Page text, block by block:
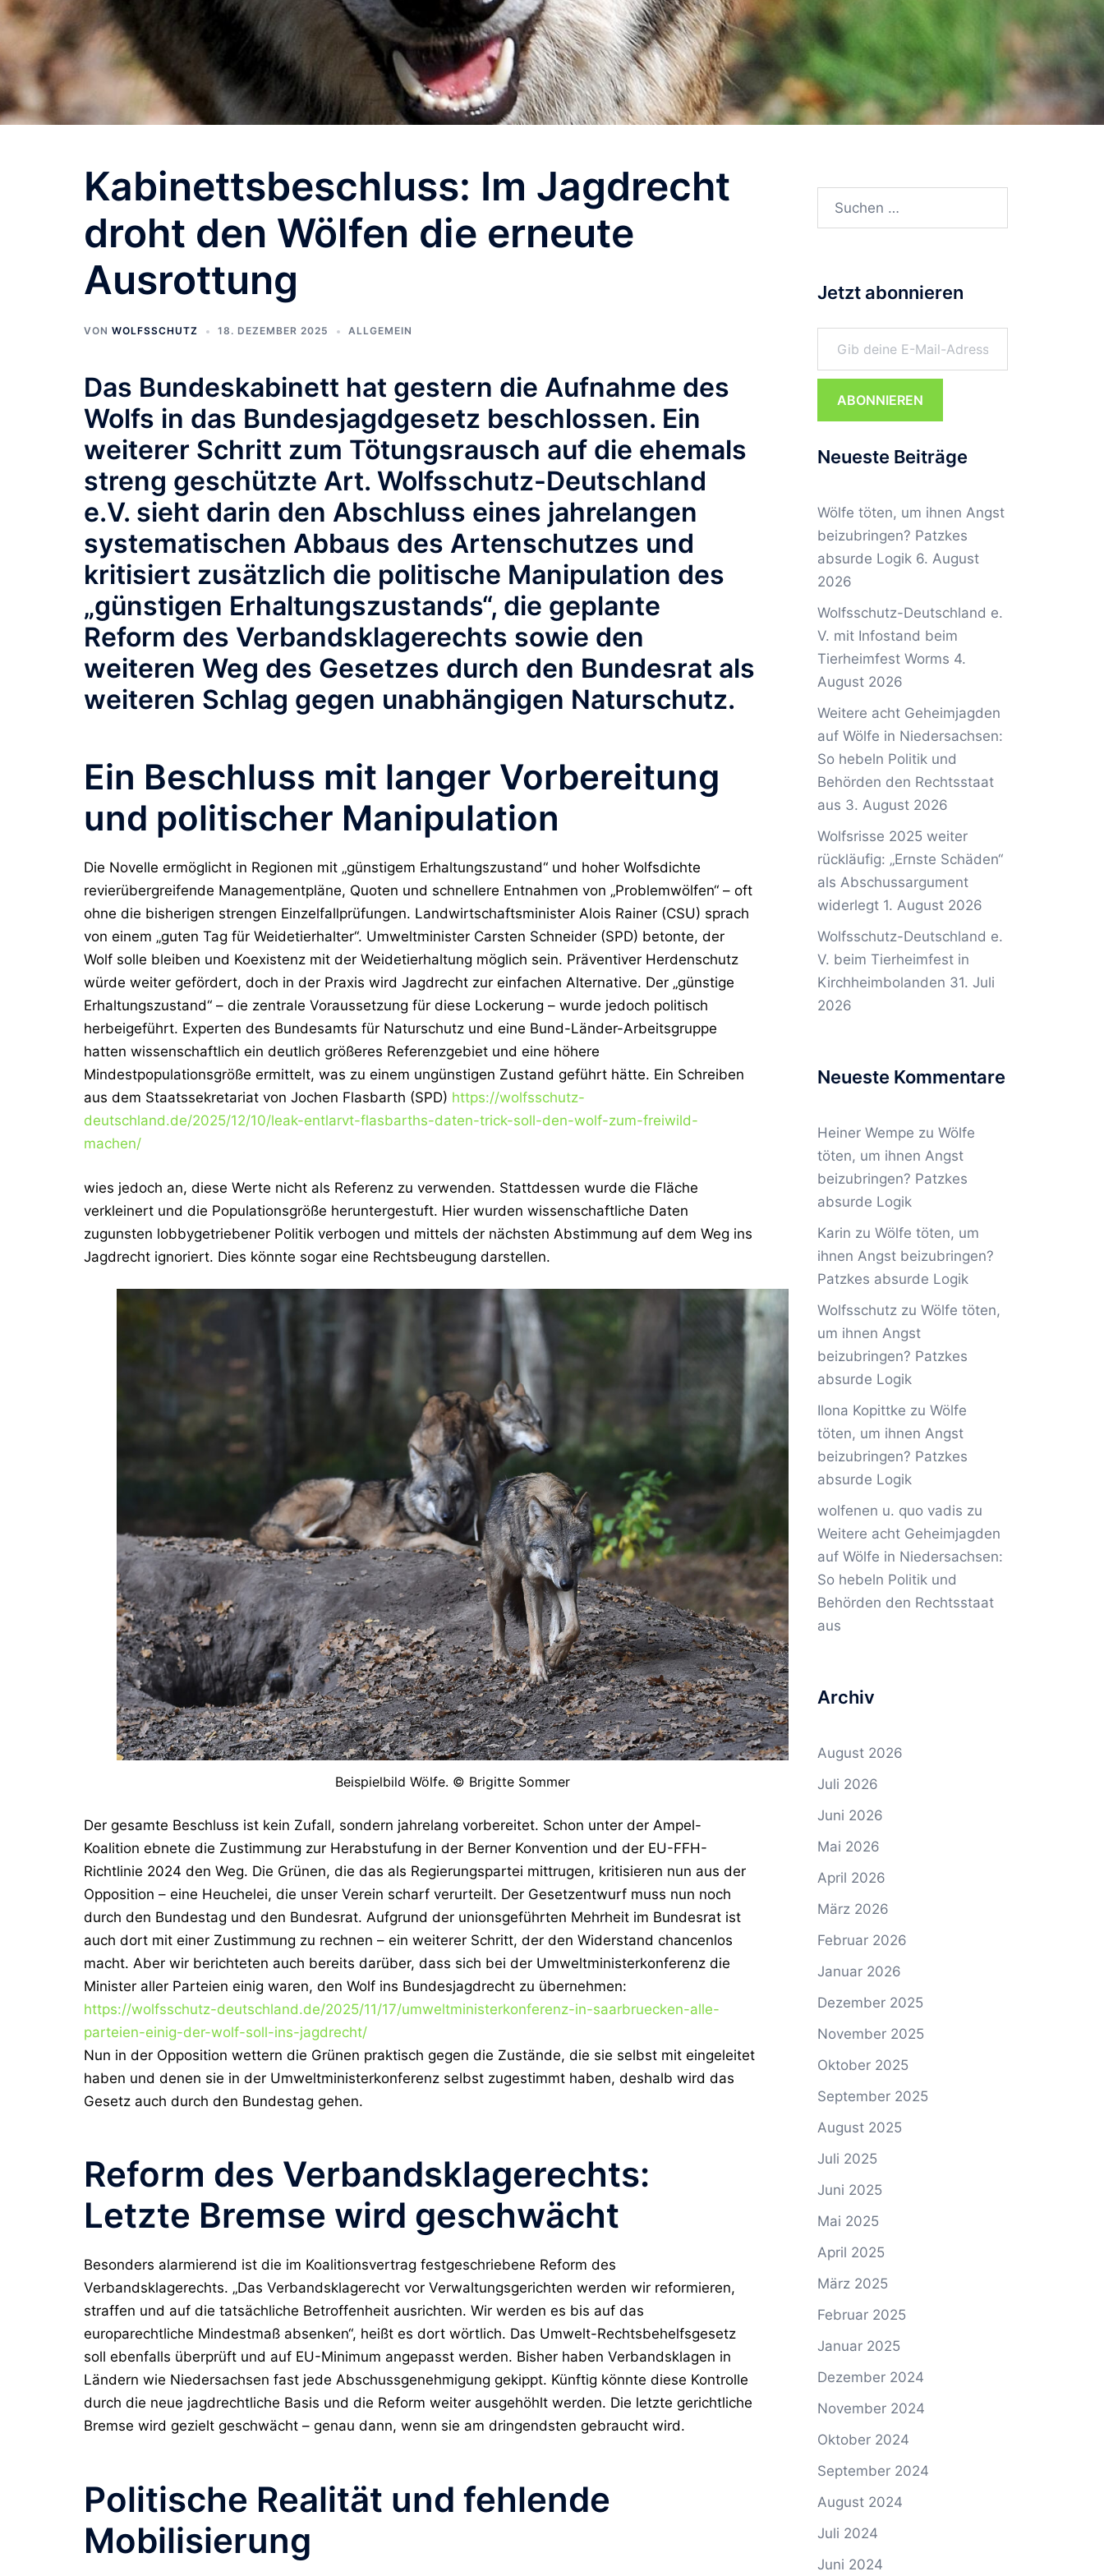
Kabinettsbeschluss: Im Jagdrecht
droht den Wölfen die erneute
Ausrottung
VON WOLFSSCHUTZ 18. DEZEMBER 2025 ALLGEMEIN
Das Bundeskabinett hat gestern die Aufnahme des
Wolfs in das Bundesjagdgesetz beschlossen. Ein
weiterer Schritt zum Tötungsrausch auf die ehemals
streng geschützte Art. Wolfsschutz-Deutschland
e.V. sieht darin den Abschluss eines jahrelangen
systematischen Abbaus des Artenschutzes und
kritisiert zusätzlich die politische Manipulation des
„günstigen Erhaltungszustands“, die geplante
Reform des Verbandsklagerechts sowie den
weiteren Weg des Gesetzes durch den Bundesrat als
weiteren Schlag gegen unabhängigen Naturschutz.
Ein Beschluss mit langer Vorbereitung
und politischer Manipulation
Die Novelle ermöglicht in Regionen mit „günstigem Erhaltungszustand“ und hoher Wolfsdichte
revierübergreifende Managementpläne, Quoten und schnellere Entnahmen von „Problemwölfen“ – oft
ohne die bisherigen strengen Einzelfallprüfungen. Landwirtschaftsminister Alois Rainer (CSU) sprach
von einem „guten Tag für Weidetierhalter“. Umweltminister Carsten Schneider (SPD) betonte, der
Wolf solle bleiben und Koexistenz mit der Weidetierhaltung möglich sein. Präventiver Herdenschutz
würde weiter gefördert, doch in der Praxis wird Jagdrecht zur einfachen Alternative. Der „günstige
Erhaltungszustand“ – die zentrale Voraussetzung für diese Lockerung – wurde jedoch politisch
herbeigeführt. Experten des Bundesamts für Naturschutz und eine Bund-Länder-Arbeitsgruppe
hatten wissenschaftlich ein deutlich größeres Referenzgebiet und eine höhere
Mindestpopulationsgröße ermittelt, was zu einem ungünstigen Zustand geführt hätte. Ein Schreiben
aus dem Staatssekretariat von Jochen Flasbarth (SPD) https://wolfsschutz-
deutschland.de/2025/12/10/leak-entlarvt-flasbarths-daten-trick-soll-den-wolf-zum-freiwild-
machen/
wies jedoch an, diese Werte nicht als Referenz zu verwenden. Stattdessen wurde die Fläche
verkleinert und die Populationsgröße heruntergestuft. Hier wurden wissenschaftliche Daten
zugunsten lobbygetriebener Politik verbogen und mittels der nächsten Abstimmung auf dem Weg ins
Jagdrecht ignoriert. Dies könnte sogar eine Rechtsbeugung darstellen.
Beispielbild Wölfe. © Brigitte Sommer
Der gesamte Beschluss ist kein Zufall, sondern jahrelang vorbereitet. Schon unter der Ampel-
Koalition ebnete die Zustimmung zur Herabstufung in der Berner Konvention und der EU-FFH-
Richtlinie 2024 den Weg. Die Grünen, die das als Regierungspartei mittrugen, kritisieren nun aus der
Opposition – eine Heuchelei, die unser Verein scharf verurteilt. Der Gesetzentwurf muss nun noch
durch den Bundestag und den Bundesrat. Aufgrund der unionsgeführten Mehrheit im Bundesrat ist
auch dort mit einer Zustimmung zu rechnen – ein weiterer Schritt, der den Widerstand chancenlos
macht. Aber wir berichteten auch bereits darüber, dass sich bei der Umweltministerkonferenz die
Minister aller Parteien einig waren, den Wolf ins Bundesjagdrecht zu übernehmen:
https://wolfsschutz-deutschland.de/2025/11/17/umweltministerkonferenz-in-saarbruecken-alle-
parteien-einig-der-wolf-soll-ins-jagdrecht/
Nun in der Opposition wettern die Grünen praktisch gegen die Zustände, die sie selbst mit eingeleitet
haben und denen sie in der Umweltministerkonferenz selbst zugestimmt haben, deshalb wird das
Gesetz auch durch den Bundestag gehen.
Reform des Verbandsklagerechts:
Letzte Bremse wird geschwächt
Besonders alarmierend ist die im Koalitionsvertrag festgeschriebene Reform des
Verbandsklagerechts. „Das Verbandsklagerecht vor Verwaltungsgerichten werden wir reformieren,
straffen und auf die tatsächliche Betroffenheit ausrichten. Wir werden es bis auf das
europarechtliche Mindestmaß absenken“, heißt es dort wörtlich. Das Umwelt-Rechtsbehelfsgesetz
soll ebenfalls überprüft und auf EU-Minimum angepasst werden. Bisher haben Verbandsklagen in
Ländern wie Niedersachsen fast jede Abschussgenehmigung gekippt. Künftig könnte diese Kontrolle
durch die neue jagdrechtliche Basis und die Reform weiter ausgehöhlt werden. Die letzte gerichtliche
Bremse wird gezielt geschwächt – genau dann, wenn sie am dringendsten gebraucht wird.
Politische Realität und fehlende
Mobilisierung
Suchen
Jetzt abonnieren
Gib deine E-Mail-Adresse ein ...
ABONNIEREN
Neueste Beiträge
Wölfe töten, um ihnen Angst
beizubringen? Patzkes
absurde Logik 6. August
2026
Wolfsschutz-Deutschland e.
V. mit Infostand beim
Tierheimfest Worms 4.
August 2026
Weitere acht Geheimjagden
auf Wölfe in Niedersachsen:
So hebeln Politik und
Behörden den Rechtsstaat
aus 3. August 2026
Wolfsrisse 2025 weiter
rückläufig: „Ernste Schäden“
als Abschussargument
widerlegt 1. August 2026
Wolfsschutz-Deutschland e.
V. beim Tierheimfest in
Kirchheimbolanden 31. Juli
2026
Neueste Kommentare
Heiner Wempe zu Wölfe
töten, um ihnen Angst
beizubringen? Patzkes
absurde Logik
Karin zu Wölfe töten, um
ihnen Angst beizubringen?
Patzkes absurde Logik
Wolfsschutzzu Wölfe töten,
um ihnen Angst
beizubringen? Patzkes
absurde Logik
Ilona Kopittke zu Wölfe
töten, um ihnen Angst
beizubringen? Patzkes
absurde Logik
wolfenen u. quo vadis zu
Weitere acht Geheimjagden
auf Wölfe in Niedersachsen:
So hebeln Politik und
Behörden den Rechtsstaat
aus
Archiv
August 2026
Juli 2026
Juni 2026
Mai 2026
April 2026
März 2026
Februar 2026
Januar 2026
Dezember 2025
November 2025
Oktober 2025
September 2025
August 2025
Juli 2025
Juni 2025
Mai 2025
April 2025
März 2025
Februar 2025
Januar 2025
Dezember 2024
November 2024
Oktober 2024
September 2024
August 2024
Juli 2024
Juni 2024